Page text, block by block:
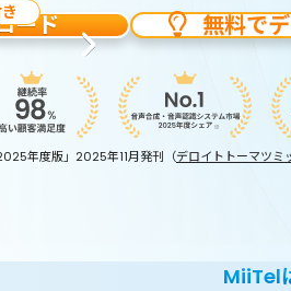
ード 無料で
年度版」2025年11月発刊 （デロイトトーマツミ
MiiTel